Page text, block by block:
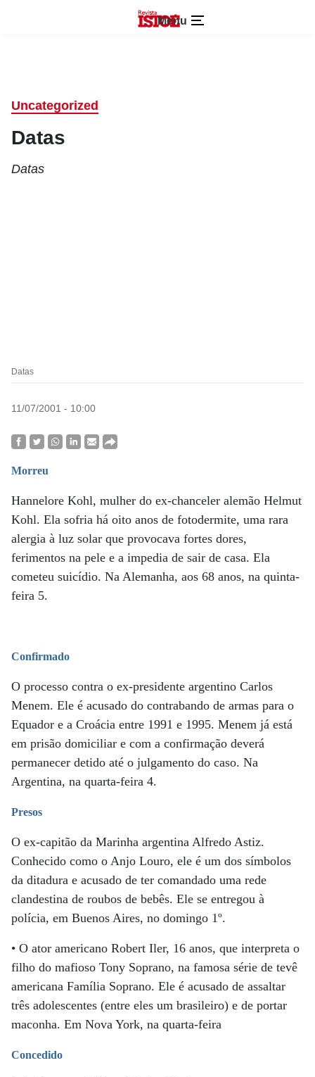
Menu
Uncategorized
Datas
Datas
Datas
11/07/2001 - 10:00
Morreu
Hannelore Kohl, mulher do ex-chanceler alemão Helmut
Kohl. Ela sofria há oito anos de fotodermite, uma rara
alergia à luz solar que provocava fortes dores,
ferimentos na pele e a impedia de sair de casa. Ela
cometeu suicídio. Na Alemanha, aos 68 anos, na quinta-
feira 5.
Confirmado
O processo contra o ex-presidente argentino Carlos
Menem. Ele é acusado do contrabando de armas para o
Equador e a Croácia entre 1991 e 1995. Menem já está
em prisão domiciliar e com a confirmação deverá
permanecer detido até o julgamento do caso. Na
Argentina, na quarta-feira 4.
Presos
O ex-capitão da Marinha argentina Alfredo Astiz.
Conhecido como o Anjo Louro, ele é um dos símbolos
da ditadura e acusado de ter comandado uma rede
clandestina de roubos de bebês. Ele se entregou à
polícia, em Buenos Aires, no domingo 1º.
• O ator americano Robert Iler, 16 anos, que interpreta o
filho do mafioso Tony Soprano, na famosa série de tevê
americana Família Soprano. Ele é acusado de assaltar
três adolescentes (entre eles um brasileiro) e de portar
maconha. Em Nova York, na quarta-feira
Concedido